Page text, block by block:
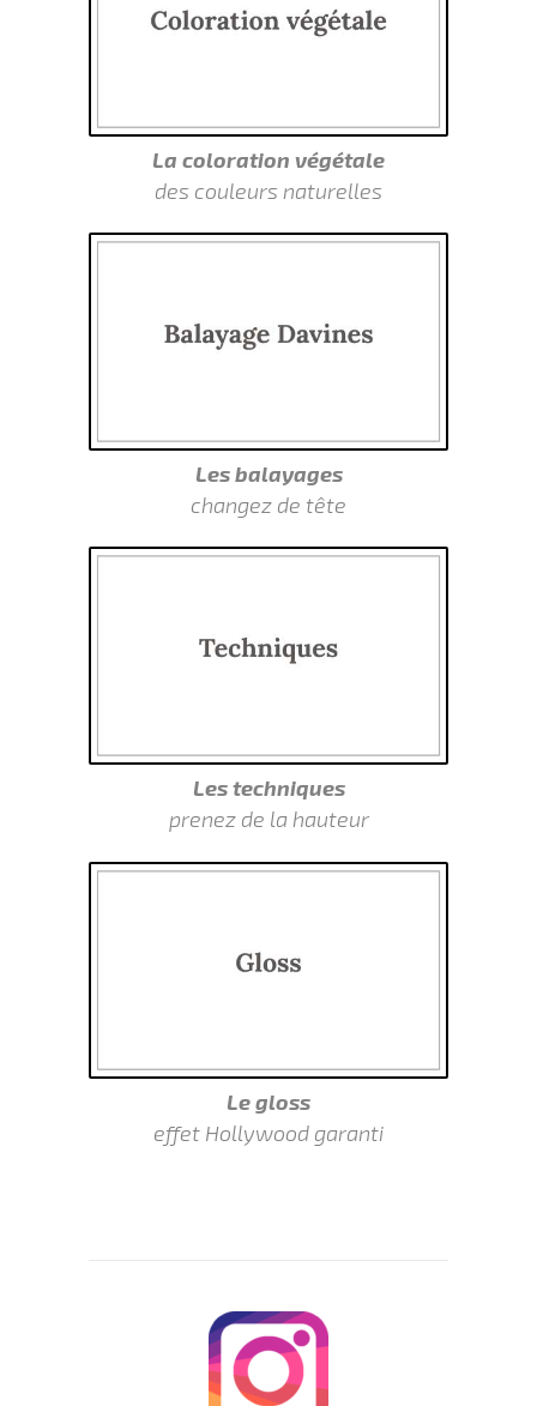
La coloration végétale
des couleurs naturelles
Les balayages
changez de tête
Les techniques
prenez de la hauteur
Le gloss
effet Hollywood garanti